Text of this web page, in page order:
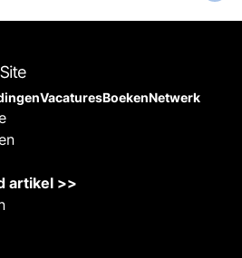
VacaturesBoekenNetwerk
artikel >>